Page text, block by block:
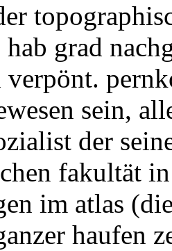
grad
verpönt.
sein,
der
fakultät
im atlas
haufen